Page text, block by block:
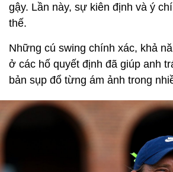
gậy. Lần này, sự kiên định và ý
thế.
Những cú swing chính xác, khả
ở các hố quyết định đã giúp anh
bản sụp đổ từng ám ảnh trong